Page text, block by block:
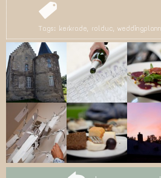
Tags: kerkrade, rolduc,